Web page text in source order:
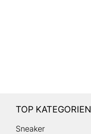
TOP KATEGORIEN
Sneaker